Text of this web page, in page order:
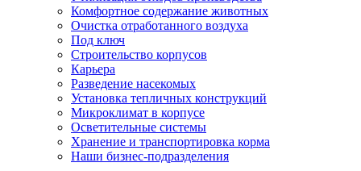
Комфортное содержание животных
Очистка отработанного воздуха
Под ключ
Строительство корпусов
Карьера
Разведение насекомых
Установка тепличных конструкций
Микроклимат в корпусе
Осветительные системы
Хранение и транспортировка корма
Наши бизнес-подразделения